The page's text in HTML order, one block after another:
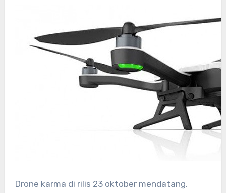
Drone karma di rilis 23 oktober mendatang.